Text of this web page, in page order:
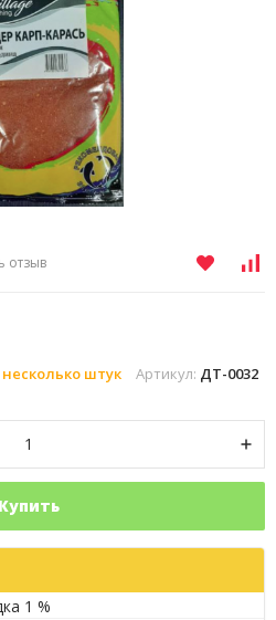
отзыв
Артикул: ДТ-0032
штук
Купить
1 %